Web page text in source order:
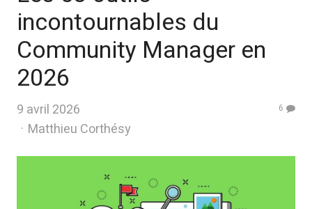
incontournables du
Community Manager en
2026
9 avril 2026
Author
Matthieu Corthésy
6